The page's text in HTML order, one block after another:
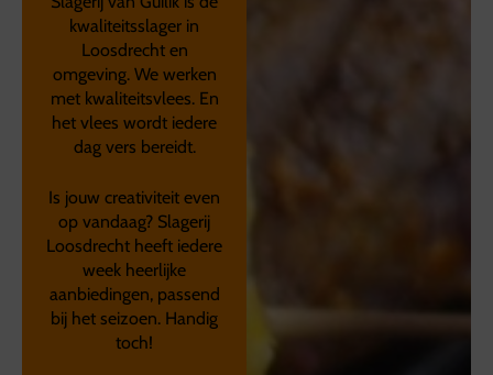
kwaliteitsslager in
Loosdrecht en
omgeving. We werken
met kwaliteitsvlees. En
het vlees wordt iedere
dag vers bereidt.
Is jouw creativiteit even
op vandaag? Slagerij
Loosdrecht heeft iedere
week heerlijke
aanbiedingen, passend
bij het seizoen. Handig
toch!